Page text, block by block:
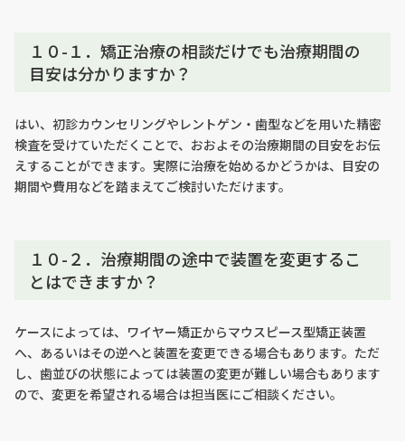
１０-１．矯正治療の相談だけでも治療期間の
目安は分かりますか？
はい、初診カウンセリングやレントゲン・歯型などを用いた精密
検査を受けていただくことで、おおよその治療期間の目安をお伝
えすることができます。実際に治療を始めるかどうかは、目安の
期間や費用などを踏まえてご検討いただけます。
１０-２．治療期間の途中で装置を変更するこ
とはできますか？
ケースによっては、ワイヤー矯正からマウスピース型矯正装置
へ、あるいはその逆へと装置を変更できる場合もあります。ただ
し、歯並びの状態によっては装置の変更が難しい場合もあります
ので、変更を希望される場合は担当医にご相談ください。